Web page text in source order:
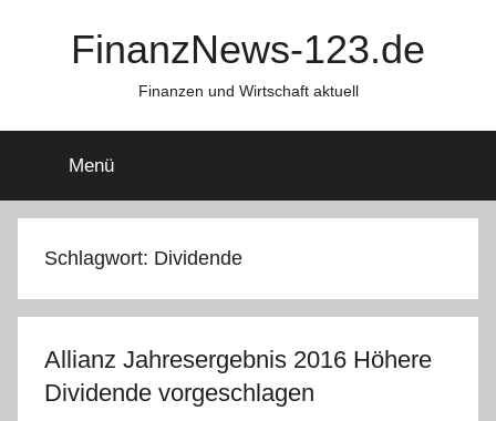
FinanzNews-123.de
Finanzen und Wirtschaft aktuell
Menü
Schlagwort: Dividende
Allianz Jahresergebnis 2016 Höhere
Dividende vorgeschlagen